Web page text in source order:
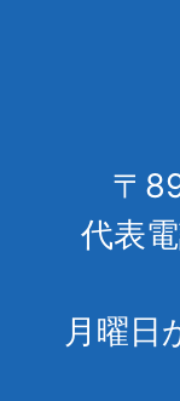
〒
代表
月曜日